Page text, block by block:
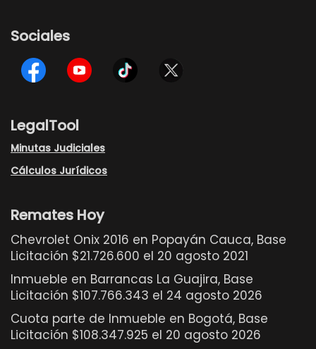
Sociales
LegalTool
Minutas Judiciales
Cálculos Jurídicos
Remates Hoy
Chevrolet Onix 2016 en Popayán Cauca, Base
Licitación $21.726.600 el 20 agosto 2021
Inmueble en Barrancas La Guajira, Base
Licitación $107.766.343 el 24 agosto 2026
Cuota parte de Inmueble en Bogotá, Base
Licitación $108.347.925 el 20 agosto 2026